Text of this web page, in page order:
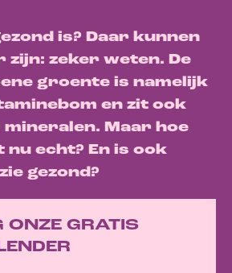
is? Daar kunnen
zeker weten. De
groente is namelijk
en zit ook
mineralen. Maar hoe
nu echt? En is ook
gezond?
ONZE GRATIS